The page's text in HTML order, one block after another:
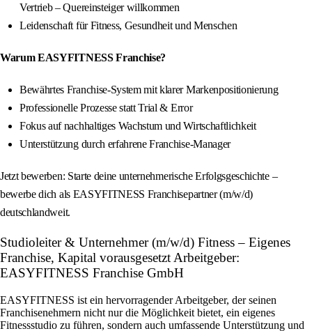
Vertrieb – Quereinsteiger willkommen
Leidenschaft für Fitness, Gesundheit und Menschen
Warum EASYFITNESS Franchise?
Bewährtes Franchise-System mit klarer Markenpositionierung
Professionelle Prozesse statt Trial & Error
Fokus auf nachhaltiges Wachstum und Wirtschaftlichkeit
Unterstützung durch erfahrene Franchise-Manager
Jetzt bewerben: Starte deine unternehmerische Erfolgsgeschichte –
bewerbe dich als EASYFITNESS Franchisepartner (m/w/d)
deutschlandweit.
Studioleiter & Unternehmer (m/w/d) Fitness – Eigenes
Franchise, Kapital vorausgesetzt Arbeitgeber:
EASYFITNESS Franchise GmbH
EASYFITNESS ist ein hervorragender Arbeitgeber, der seinen
Franchisenehmern nicht nur die Möglichkeit bietet, ein eigenes
Fitnessstudio zu führen, sondern auch umfassende Unterstützung und